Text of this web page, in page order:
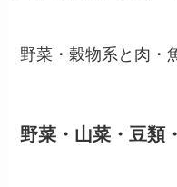
野菜・穀物系と肉・
野菜・山菜・豆類